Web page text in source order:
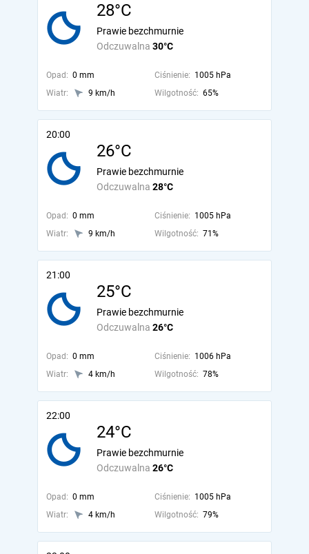
28°C
Odczuwalna 30°C
Prawie bezchmurnie
Opad: 0 mm Ciśnienie: 1005 hPa
Wiatr:
9 km/h Wilgotność: 65%
20:00
26°C
Odczuwalna 28°C
Prawie bezchmurnie
Opad: 0 mm Ciśnienie: 1005 hPa
Wiatr:
9 km/h Wilgotność: 71%
21:00
25°C
Odczuwalna 26°C
Prawie bezchmurnie
Opad: 0 mm Ciśnienie: 1006 hPa
Wiatr:
4 km/h Wilgotność: 78%
22:00
24°C
Odczuwalna 26°C
Prawie bezchmurnie
Opad: 0 mm Ciśnienie: 1005 hPa
Wiatr:
4 km/h Wilgotność: 79%